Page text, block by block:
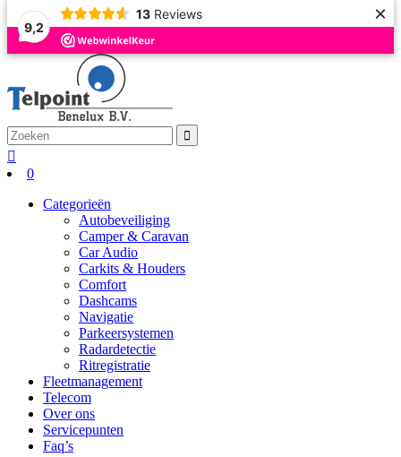
9,2
13 Reviews ×
0
Categorieën
Autobeveiliging
Camper & Caravan
Car Audio
Carkits & Houders
Comfort
Dashcams
Navigatie
Parkeersystemen
Radardetectie
Ritregistratie
Fleetmanagement
Telecom
Over ons
Servicepunten
Faq’s